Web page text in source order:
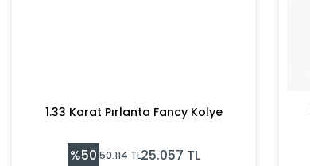
1.33 Karat Pırlanta Fancy Kolye
%50 50.114TL25.057 TL